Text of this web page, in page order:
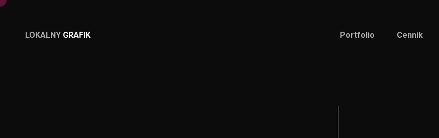
LOKALNY GRAFIK Portfolio Cennik